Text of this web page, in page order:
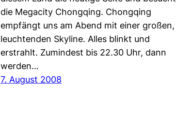
die Megacity Chongqing. Chongqing
empfängt uns am Abend mit einer großen,
leuchtenden Skyline. Alles blinkt und
erstrahlt. Zumindest bis 22.30 Uhr, dann
werden…
7. August 2008